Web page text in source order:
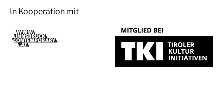
In Kooperation mit